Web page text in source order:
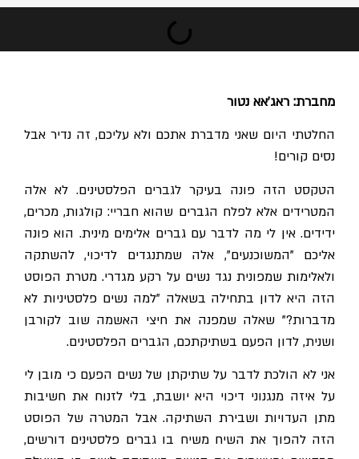
מחברת: ראג'אא נטור
החלטתי היום שאני מדברת אתכם ולא עליכם, זה נדיר אבל
נסים קורים!
הטקסט הזה פונה בעיקר לגברים הפלסטינים. לא אלה
המטרידים אלא לפלח הגברים שהוא חבריי: קולגות, מכרים,
ידידים. אין לי מה לדבר עם גברים אלימים מינית. הוא פונה
אליכם "המשוכנעים", אלה שמתנגדים לדיכוי, להשתקה
ולאלימות שמפונית נגד נשים על רקע מגדרי. מטרת הפוסט
הזה היא לדון בתחילה בשאלה "למה נשים פלסטיניות לא
מדברות?" שאלה שמפנה את חיצי האשמה שוב לקורבן
ושנית, לדון הפעם בשתיקתכם, הגברים הפלסטינים.
אני לא הולכת לדבר על שתיקתן של נשים הפעם כי מובן לי
על איזה מנגנוני דיכוי היא יושבת, בלי לזנוח את חשיבות
מתן העדויות ושבירת השתיקה. אבל המטרה של הפוסט
הזה להפוך את השיח משיח בו גברים פלסטינים דורשים,